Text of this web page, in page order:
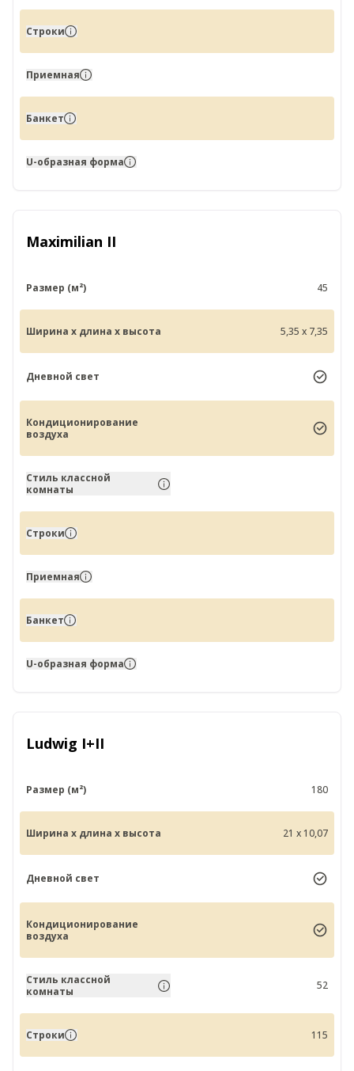
Строки
Приемная
Банкет
U-образная форма
Maximilian II
Размер (м²) 45
Ширина x длина x высота 5,35 x 7,35
Дневной свет
Кондиционирование
воздуха
Стиль классной
комнаты
Строки
Приемная
Банкет
U-образная форма
Ludwig I+II
Размер (м²) 180
Ширина x длина x высота 21 x 10,07
Дневной свет
Кондиционирование
воздуха
Стиль классной
комнаты
52
Строки 115